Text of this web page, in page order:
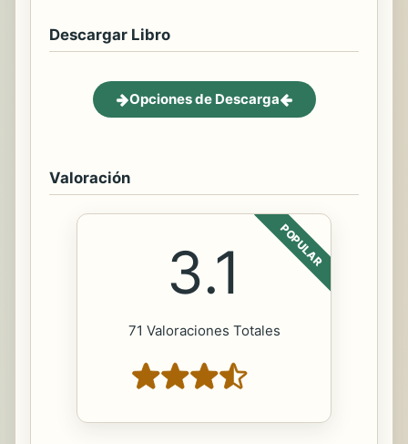
Descargar Libro
Opciones de Descarga
Valoración
POPULAR
3.1
71 Valoraciones Totales